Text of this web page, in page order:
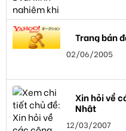
Trang bán
02/06/2005
Xin hỏi về
Nhật
12/03/2007